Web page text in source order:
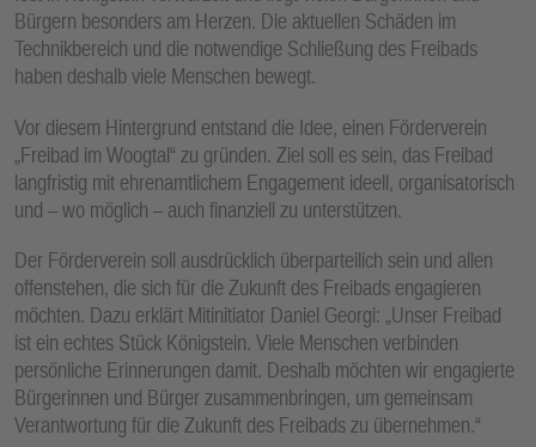
Bürgern besonders am Herzen. Die aktuellen Schäden im
Technikbereich und die notwendige Schließung des Freibads
haben deshalb viele Menschen bewegt.
Vor diesem Hintergrund entstand die Idee, einen Förderverein
„Freibad im Woogtal“ zu gründen. Ziel soll es sein, das Freibad
langfristig mit ehrenamtlichem Engagement ideell, organisatorisch
und – wo möglich – auch finanziell zu unterstützen.
Der Förderverein soll ausdrücklich überparteilich sein und allen
offenstehen, die sich für die Zukunft des Freibads engagieren
möchten. Dazu erklärt Mitinitiator Daniel Georgi: „Unser Freibad
ist ein echtes Stück Königstein. Viele Menschen verbinden
persönliche Erinnerungen damit. Deshalb möchten wir engagierte
Bürgerinnen und Bürger zusammenbringen, um gemeinsam
Verantwortung für die Zukunft des Freibads zu übernehmen.“
U
N
K
TI
O
N
E
N